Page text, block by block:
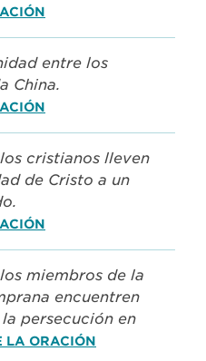
entre los
China.
cristianos lleven
de Cristo a un
miembros de la
encuentren
persecución en
LA ORACIÓN